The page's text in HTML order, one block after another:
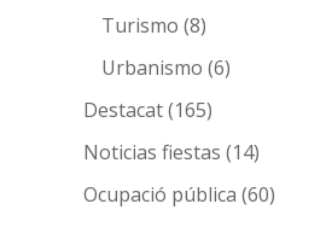
Turismo (8)
Urbanismo (6)
Destacat(165)
Noticias fiestas (14)
Ocupació pública (60)